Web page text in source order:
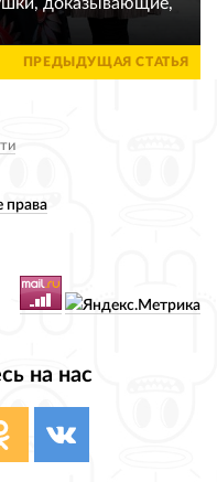
доказывающие,
ПРЕДЫДУЩАЯ СТАТЬЯ
права
на нас